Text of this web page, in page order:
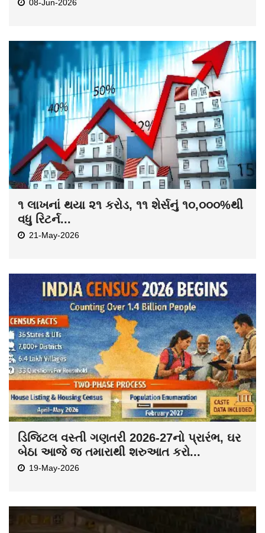
08-Jun-2026
૧ લાખનાં થયા ૨૧ કરોડ, ૧૧ શેર્સનું ૧૦,૦૦૦%થી
વધુ રિટર્ન...
21-May-2026
ડિજિટલ વસ્તી ગણતરી 2026-27નો પ્રારંભ, ઘર
બેઠા આજે જ તમારાથી શરુઆત કરો...
19-May-2026